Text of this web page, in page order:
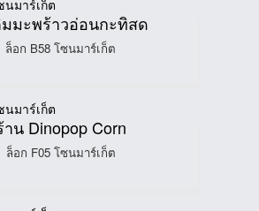
มะพร้าวอ่อนกะทิสด
ล็อก B58 โซนมาร์เก็ต
าน Dinopop Corn
ล็อก F05 โซนมาร์เก็ต